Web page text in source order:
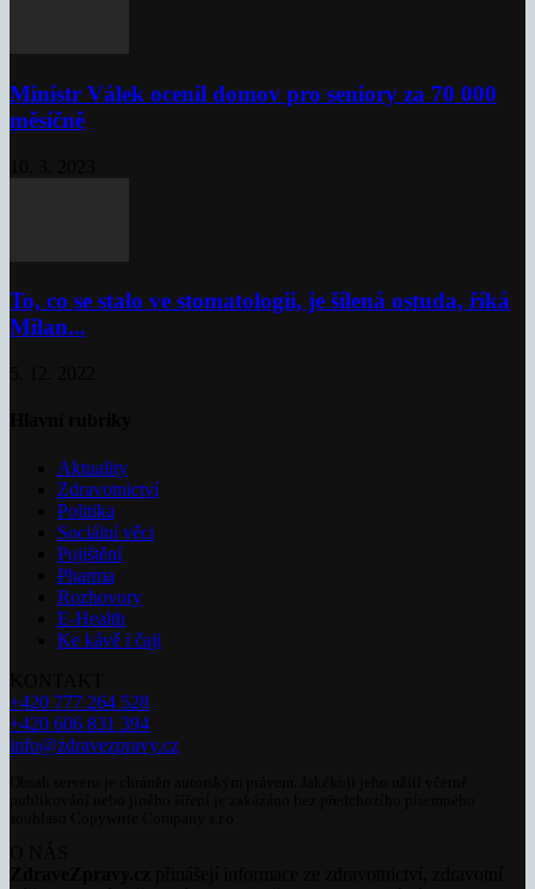
Ministr Válek ocenil domov pro seniory za 70 000
měsíčně
To, co se stalo ve stomatologii, je šílená ostuda, říká
Milan...
Aktuality
Zdravotnictví
Politika
Sociální věci
Pojištění
Pharma
Rozhovory
E-Health
Ke kávě i čaji
+420 777 264 528
+420 606 831 394
info@zdravezpravy.cz